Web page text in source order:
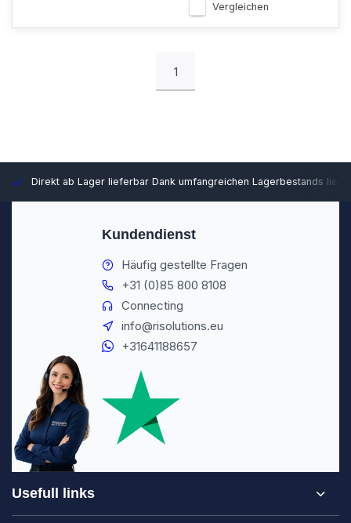
Vergleichen
1
Direkt ab Lager lieferbar Dank umfangreichen Lagerbestands
Kundendienst
Häufig gestellte Fragen
+31 (0)85 800 8108
Connecting
info@risolutions.eu
+31641188657
Usefull links